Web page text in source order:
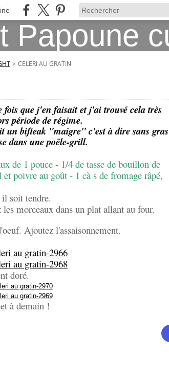
> CELERI AU GRATIN
que j'en faisait et j'ai trouvé cela très
période de régime.
un bifteak "maigre" c'est à dire sans gras
dans une poêle-grill.
de 1 pouce - 1/4 de tasse de bouillon de
poivre au goût - 1 cà s de fromage râpé,
soit tendre.
morceaux dans un plat allant au four.
Ajoutez l'assaisonnement.
doré.
à demain !